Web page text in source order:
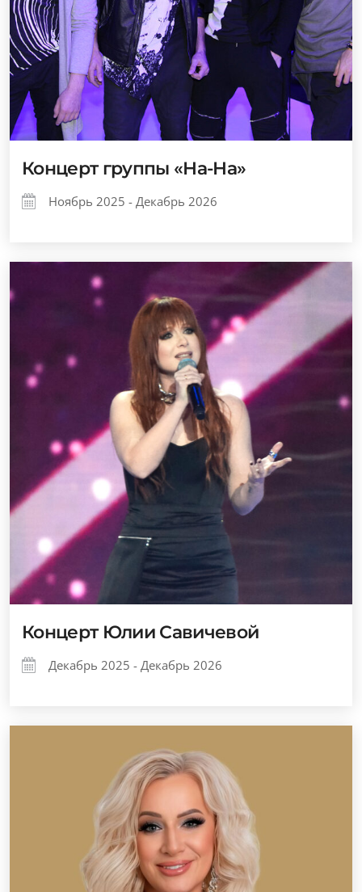
Концерт группы «На-На»
Ноябрь 2025 - Декабрь 2026
Концерт Юлии Савичевой
Декабрь 2025 - Декабрь 2026